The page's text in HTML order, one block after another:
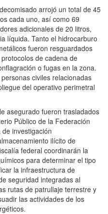
arrojó un total de 45
cada uno, así como 69
adicionales de 20 litros,
líquida. Tanto el hidrocarburo
fueron resguardados
de cadena de
o fugas en la zona.
civiles relacionadas
del operativo perimetral
asegurado fueron trasladados
Público de la Federación
investigación
ilícito de
federal coordinarán la
para determinar el tipo
la infraestructura de
seguridad integradas al
rutas de patrullaje terrestre y
las actividades de los